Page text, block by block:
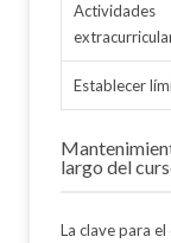
Actividades
Establecer
largo del
La clave para